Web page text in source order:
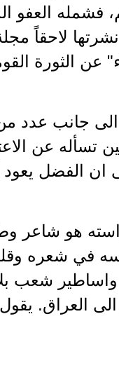
فشمله
لاحقاً
الثورة
جانب عدد من
ان الفضل
دراسته هو
في شعره
واساطير شعب
العراق. يقول